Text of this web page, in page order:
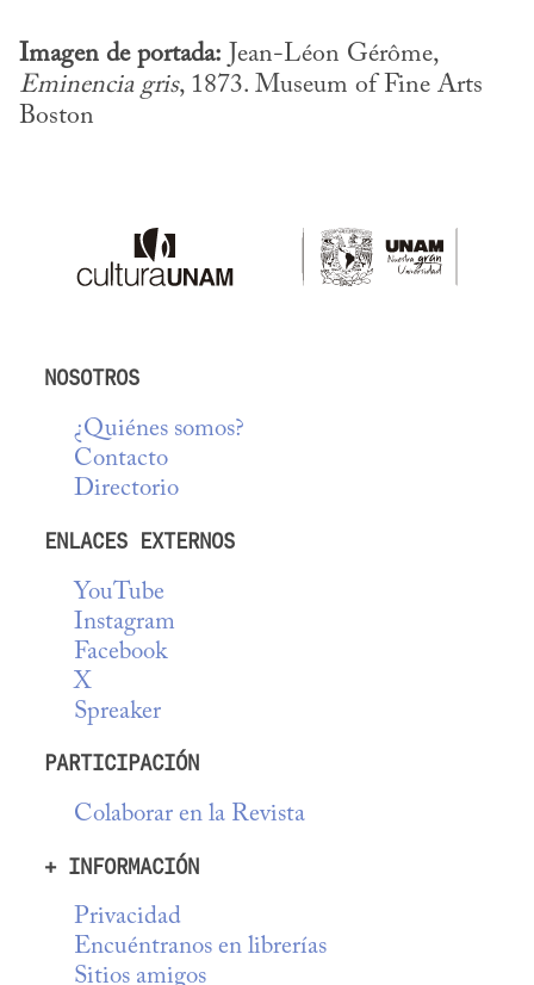
Imagen de portada:
Eminencia gris, 1873. Museum of Fine Arts
Boston
NOSOTROS
¿Quiénes somos?
Contacto
Directorio
ENLACES EXTERNOS
YouTube
Instagram
Facebook
X
Spreaker
PARTICIPACIÓN
Colaborar en la Revista
+ INFORMACIÓN
Privacidad
Encuéntranos en librerías
Sitios amigos